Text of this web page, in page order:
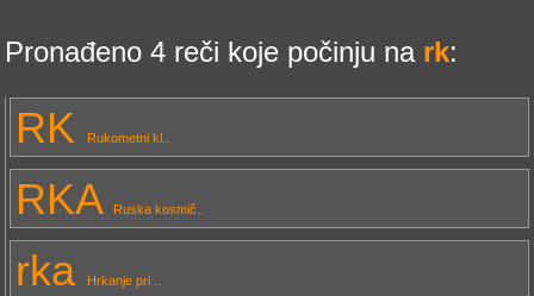
Pronađeno 4 reči koje počinju na rk:
RK Rukometni kl..
RKA Ruska kosmič..
rka Hrkanje pri ..